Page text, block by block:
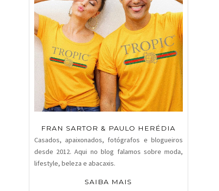
FRAN SARTOR & PAULO HERÉDIA
Casados, apaixonados, fotógrafos e blogueiros
desde 2012. Aqui no blog falamos sobre moda,
lifestyle, beleza e abacaxis.
SAIBA MAIS